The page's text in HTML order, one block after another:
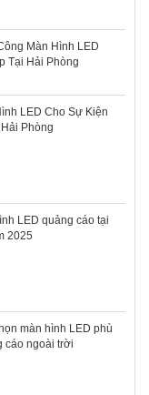
Màn Hình LED
Tại Hải Phòng
LED Cho Sự Kiện
Phòng
LED quảng cáo tại
2025
màn hình LED phù
cáo ngoài trời